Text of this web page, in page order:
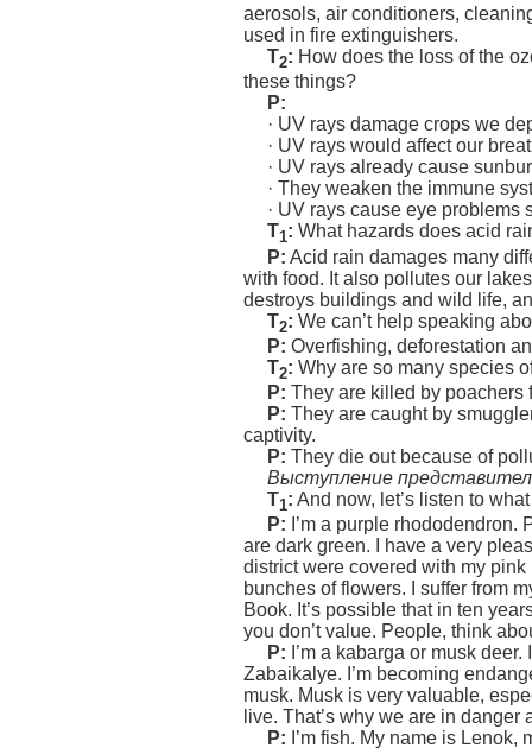
aerosols, air conditioners,
used in fire extinguishers.
T2: How does the loss of the
these things?
P:
· UV rays damage crops we
· UV rays would affect our
· UV rays already cause
· They weaken the immune
· UV rays cause eye problems
T1: What hazards does acid
P: Acid rain damages many
with food. It also pollutes our
destroys buildings and wild life,
T2: We can’t help speaking
P: Overfishing, deforestation
T2: Why are so many species
P: They are killed by poachers
P: They are caught by
captivity.
P: They die out because of
Выступление
T1: And now, let’s listen to
P: I’m a purple
are dark green. I have a very
district were covered with my
bunches of flowers. I suffer from
Book. It’s possible that in ten
you don’t value. People, think
P: I’m a kabarga or musk
Zabaikalye. I’m becoming
musk. Musk is very valuable,
live. That’s why we are in danger
P: I’m fish. My name is